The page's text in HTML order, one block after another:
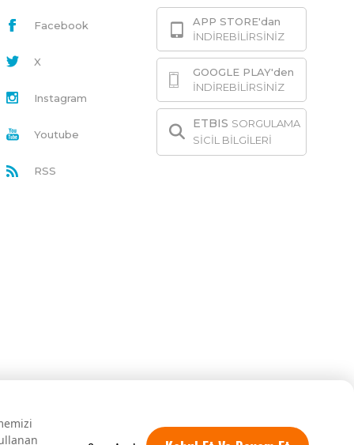
Facebook
X
Instagram
Youtube
RSS
APP STORE'dan
İNDİREBİLİRSİNİZ
GOOGLE PLAY'den
İNDİREBİLİRSİNİZ
ETBIS SORGULAMA
SİCİL BİLGİLERİ